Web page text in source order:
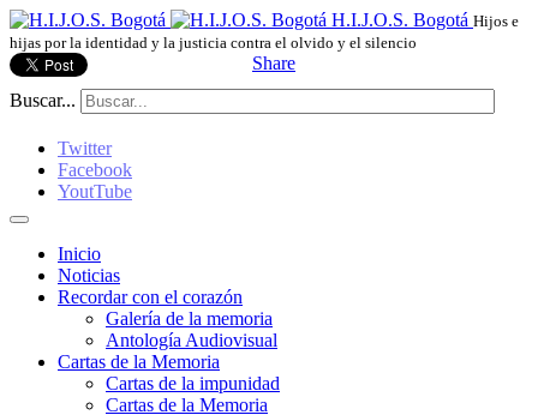
H.I.J.O.S. Bogotá Hijos e
hijas por la identidad y la justicia contra el olvido y el silencio
Share
Buscar...
Twitter
Facebook
YoutTube
Inicio
Noticias
Recordar con el corazón
Galería de la memoria
Antología Audiovisual
Cartas de la Memoria
Cartas de la impunidad
Cartas de la Memoria